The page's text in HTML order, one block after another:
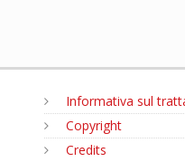
Informativa sul
Copyright
Credits